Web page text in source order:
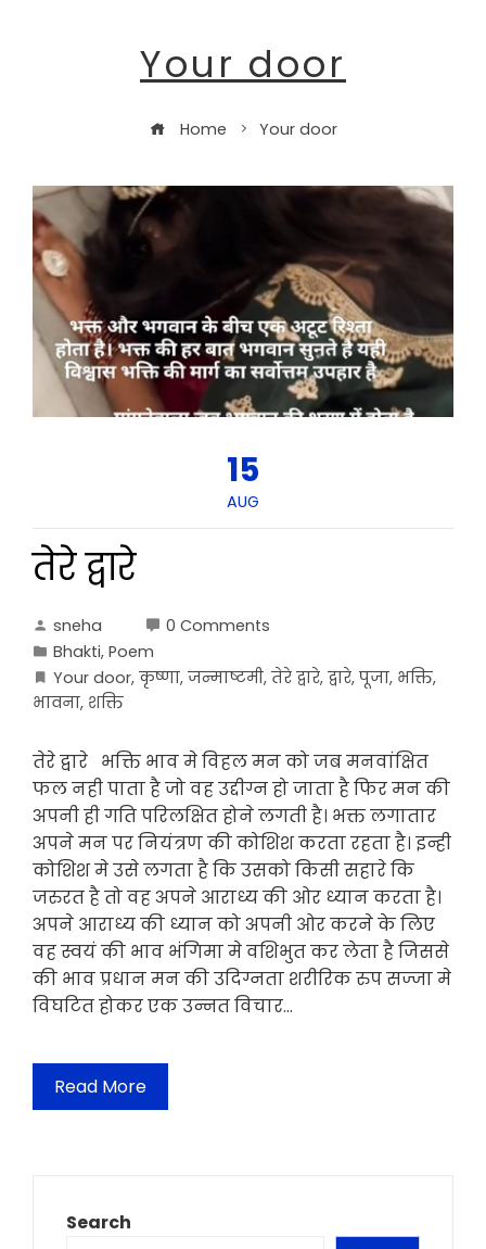
Your door
Home Your door
15
AUG
तेरे द्वारे
sneha
0 Comments
Bhakti, Poem
Your door, कृष्णा, जन्माष्टमी, तेरे द्वारे, द्वारे, पूजा, भक्ति,
भावना, शक्ति
तेरे द्वारे भक्ति भाव मे विहल मन को जब मनवांक्षित
फल नही पाता है जो वह उद्दीग्न हो जाता है फिर मन की
अपनी ही गति परिलक्षित होने लगती है। भक्त लगातार
अपने मन पर नियंत्रण की कोशिश करता रहता है। इन्ही
कोशिश मे उसे लगता है कि उसको किसी सहारे कि
जरुरत है तो वह अपने आराध्य की ओर ध्यान करता है।
अपने आराध्य की ध्यान को अपनी ओर करने के लिए
वह स्वयं की भाव भंगिमा मे वशिभुत कर लेता है जिससे
की भाव प्रधान मन की उदिग्नता शरीरिक रुप सज्जा मे
विघटित होकर एक उन्नत विचार…
Read More
Search